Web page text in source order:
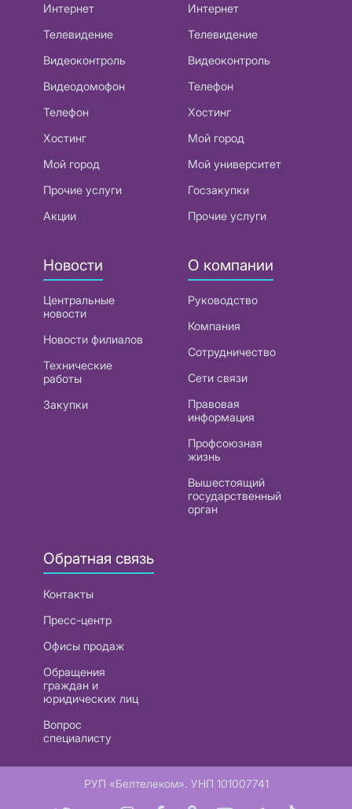
Интернет
Телевидение
Видеоконтроль
Видеодомофон
Телефон
Хостинг
Мой город
Прочие услуги
Акции
Интернет
Телевидение
Видеоконтроль
Телефон
Хостинг
Мой город
Мой университет
Госзакупки
Прочие услуги
Новости
Центральные
новости
Новости филиалов
Технические
работы
Закупки
О компании
Руководство
Компания
Сотрудничество
Сети связи
Правовая
информация
Профсоюзная
жизнь
Вышестоящий
государственный
орган
Обратная связь
Контакты
Пресс-центр
Офисы продаж
Обращения
граждан и
юридических лиц
Вопрос
специалисту
РУП «Белтелеком». УНП 101007741